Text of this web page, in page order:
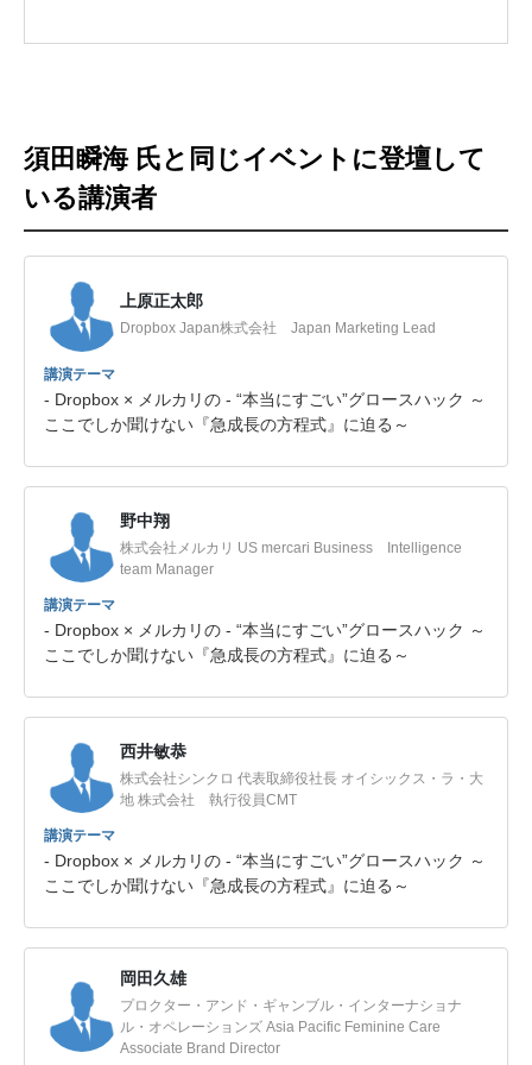
須田瞬海 氏と同じイベントに登壇して
いる講演者
上原正太郎
Dropbox Japan株式会社 Japan Marketing Lead
講演テーマ
- Dropbox × メルカリの - “本当にすごい”グロースハック ～
ここでしか聞けない『急成長の方程式』に迫る～
野中翔
株式会社メルカリ US mercari Business Intelligence
team Manager
講演テーマ
- Dropbox × メルカリの - “本当にすごい”グロースハック ～
ここでしか聞けない『急成長の方程式』に迫る～
西井敏恭
株式会社シンクロ 代表取締役社長 オイシックス・ラ・大
地 株式会社 執行役員CMT
講演テーマ
- Dropbox × メルカリの - “本当にすごい”グロースハック ～
ここでしか聞けない『急成長の方程式』に迫る～
岡田久雄
プロクター・アンド・ギャンブル・インターナショナ
ル・オペレーションズ Asia Pacific Feminine Care
Associate Brand Director